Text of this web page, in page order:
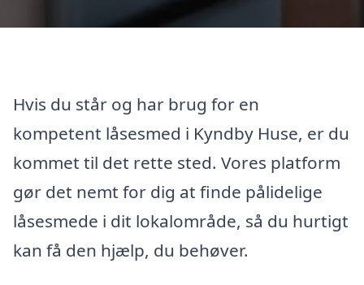
Hvis du står og har brug for en
kompetent låsesmed i Kyndby Huse, er du
kommet til det rette sted. Vores platform
gør det nemt for dig at finde pålidelige
låsesmede i dit lokalområde, så du hurtigt
kan få den hjælp, du behøver.